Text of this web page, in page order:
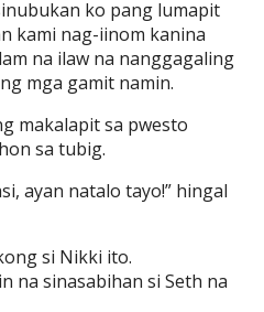
ko pang lumapit
kami nag-iinom kanina
na ilaw na nanggagaling
mga gamit namin.
makalapit sa pwesto
sa tubig.
ayan natalo tayo!” hingal
si Nikki ito.
na sinasabihan si Seth na